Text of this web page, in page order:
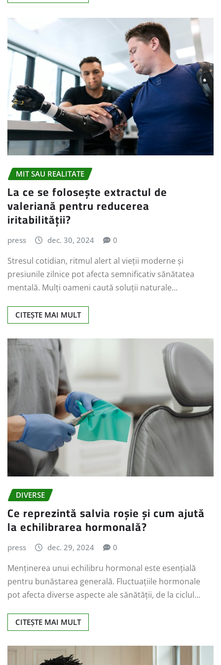
MIT SAU REALITATE
La ce se folosește extractul de
valeriană pentru reducerea
iritabilității?
press dec. 30, 2024 0
Stresul cotidian, ritmul alert al vieții moderne și
presiunile zilnice pot afecta semnificativ sănătatea
mentală. Mulți oameni caută soluții naturale…
CITEȘTE MAI MULT
DIVERSE
Ce reprezintă salvia roșie și cum ajută
la echilibrarea hormonală?
press dec. 29, 2024 0
Menținerea unui echilibru hormonal este esențială
pentru bunăstarea generală. Fluctuațiile hormonale
pot afecta diverse aspecte ale sănătății, de la ciclul…
CITEȘTE MAI MULT